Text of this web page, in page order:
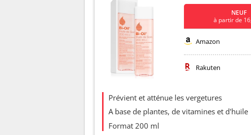
NEUF
à partir de
Amazon
Rakuten
25
Prévient et atténue les vergetures
A base de plantes, de vitamines et d'huile
Format 200 ml